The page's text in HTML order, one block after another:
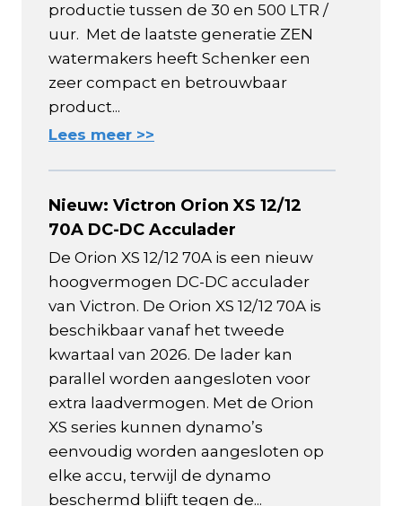
productie tussen de 30 en 500 LTR /
uur. Met de laatste generatie ZEN
watermakers heeft Schenker een
zeer compact en betrouwbaar
product...
Lees meer >>
Nieuw: Victron Orion XS 12/12
70A DC-DC Acculader
De Orion XS 12/12 70A is een nieuw
hoogvermogen DC-DC acculader
van Victron. De Orion XS 12/12 70A is
beschikbaar vanaf het tweede
kwartaal van 2026. De lader kan
parallel worden aangesloten voor
extra laadvermogen. Met de Orion
XS series kunnen dynamo’s
eenvoudig worden aangesloten op
elke accu, terwijl de dynamo
beschermd blijft tegen de...